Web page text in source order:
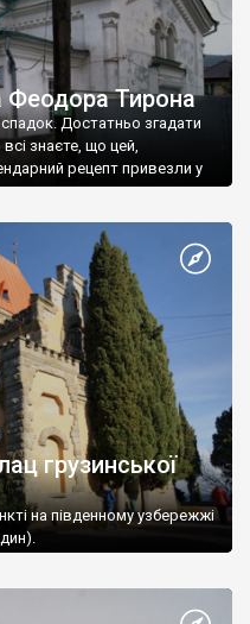
Феодора Тирона
Достатньо згадати
знаєте, що цей,
рецепт привезли у
грузинської
на південному узбережжі